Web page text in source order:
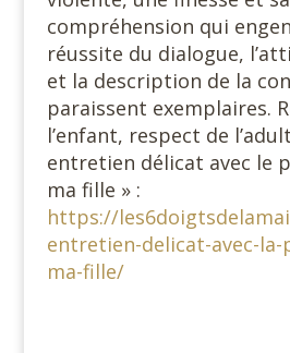
compréhension qui
réussite du dialogue,
et la description de la
paraissent exemplaires.
l’enfant, respect de
entretien délicat avec le
ma fille » :
https://
entretien-delicat-avec-la-
ma-fille/